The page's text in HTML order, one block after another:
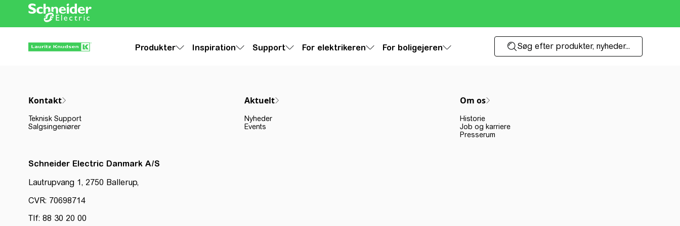
Produkter Inspiration Support For elektrikeren For boligejeren Søg efter produkter, nyheder...
Kontakt
Teknisk Support
Salgsingeniører
Aktuelt
Nyheder
Events
Om os
Historie
Job og karriere
Presserum
Schneider Electric Danmark A/S
Lautrupvang 1, 2750 Ballerup,
CVR: 70698714
Tlf: 88 30 20 00